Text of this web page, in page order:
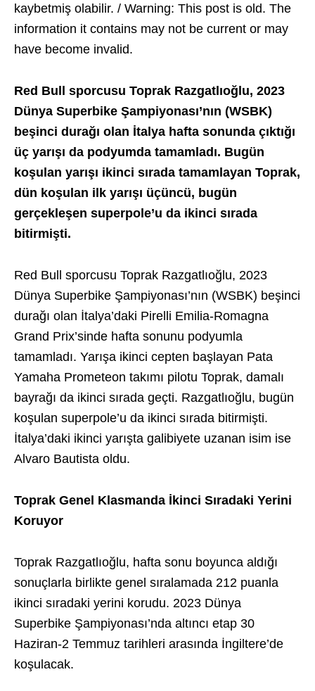
kaybetmiş olabilir. / Warning: This post is old. The
information it contains may not be current or may
have become invalid.
Red Bull sporcusu Toprak Razgatlıoğlu, 2023
Dünya Superbike Şampiyonası’nın (WSBK)
beşinci durağı olan İtalya hafta sonunda çıktığı
üç yarışı da podyumda tamamladı. Bugün
koşulan yarışı ikinci sırada tamamlayan Toprak,
dün koşulan ilk yarışı üçüncü, bugün
gerçekleşen superpole’u da ikinci sırada
bitirmişti.
Red Bull sporcusu Toprak Razgatlıoğlu, 2023
Dünya Superbike Şampiyonası’nın (WSBK) beşinci
durağı olan İtalya’daki Pirelli Emilia-Romagna
Grand Prix’sinde hafta sonunu podyumla
tamamladı. Yarışa ikinci cepten başlayan Pata
Yamaha Prometeon takımı pilotu Toprak, damalı
bayrağı da ikinci sırada geçti. Razgatlıoğlu, bugün
koşulan superpole’u da ikinci sırada bitirmişti.
İtalya’daki ikinci yarışta galibiyete uzanan isim ise
Alvaro Bautista oldu.
Toprak Genel Klasmanda İkinci Sıradaki Yerini
Koruyor
Toprak Razgatlıoğlu, hafta sonu boyunca aldığı
sonuçlarla birlikte genel sıralamada 212 puanla
ikinci sıradaki yerini korudu. 2023 Dünya
Superbike Şampiyonası’nda altıncı etap 30
Haziran-2 Temmuz tarihleri arasında İngiltere’de
koşulacak.